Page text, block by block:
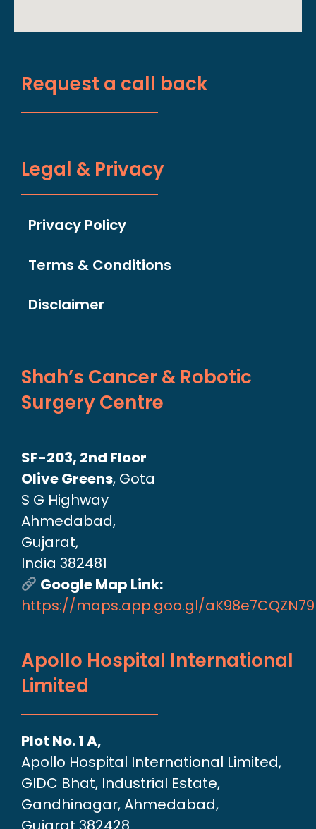
Request a call back
Legal & Privacy
Privacy Policy
Terms & Conditions
Disclaimer
Shah’s Cancer & Robotic
Surgery Centre
SF-203, 2nd Floor
Olive Greens, Gota
S G Highway
Ahmedabad,
Gujarat,
India 382481
Google Map Link:
https://maps.app.goo.gl/
Apollo Hospital International
Limited
Plot No. 1 A,
Apollo Hospital International Limited,
GIDC Bhat, Industrial Estate,
Gandhinagar, Ahmedabad,